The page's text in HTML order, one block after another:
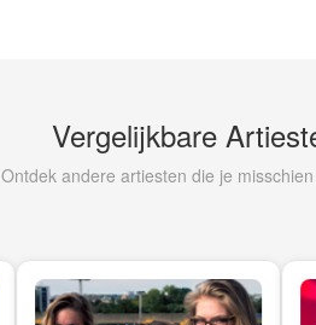
Vergelijkbare
Ontdek andere artiesten die je